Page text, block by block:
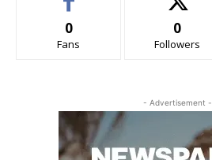
0
Fans
0
Followers
- Advertisement -